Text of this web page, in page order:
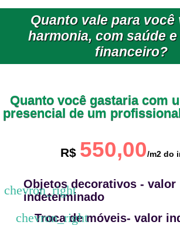
Quanto vale para você
harmonia, com saúde
financeiro?
Quanto você gastaria com
presencial de um
R$ 550,00/m2 do
Objetos decorativos - valor
indeterminado
Troca de móveis- valor